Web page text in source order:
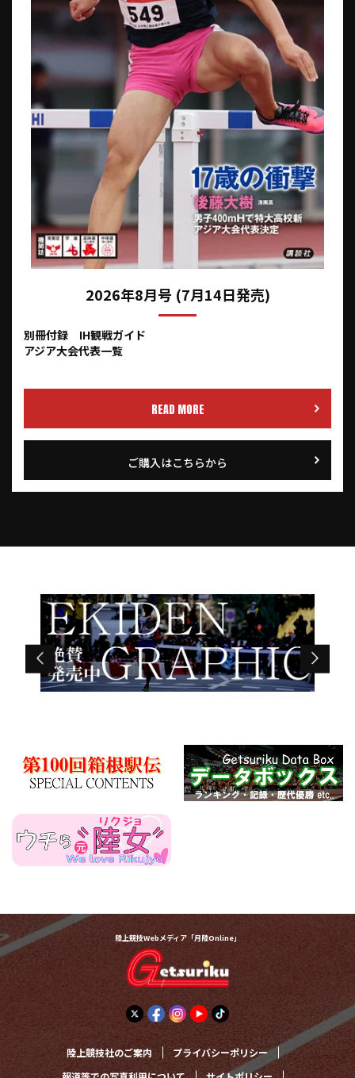
2026年8月号 (7月14日発売)
別冊付録 IH観戦ガイド
アジア大会代表一覧
READ MORE
ご購入はこちらから
陸上競技Webメディア「月陸Online」
陸上競技社のご案内 プライバシーポリシー